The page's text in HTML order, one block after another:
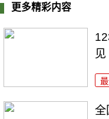
更多精彩内容
见
全